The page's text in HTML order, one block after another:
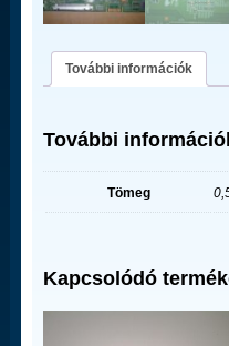
További információk
További
Tömeg
Kapcsolódó